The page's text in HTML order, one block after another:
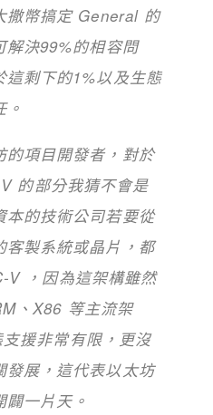
撒幣搞定 General 的
解決99%的相容問
這剩下的1%以及生態
的項目開發者，對於
的部分我猜不會是
本的技術公司若要從
客製系統或晶片，都
V ，因為這架構雖然
、X86 等主流架
援非常有限，更沒
發展，這代表以太坊
一片天。